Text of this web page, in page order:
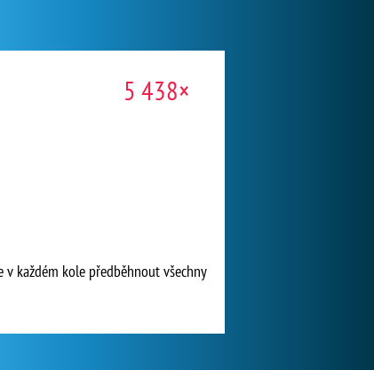
5 438×
v každém kole předběhnout všechny